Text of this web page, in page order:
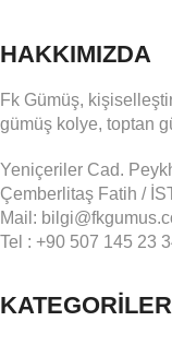
HAKKIMIZDA
Fk Gümüş,
gümüş kolye, toptan
Yeniçeriler Cad.
Çemberlitaş Fatih /
Mail:
Tel : +90 507 145 23
KATEGORİLER